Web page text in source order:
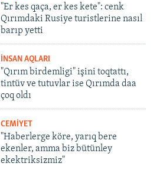
"Er kes qaça, er kes kete": cenk
Qırımdaki Rusiye turistlerine nasıl
barıp yetti
İNSAN AQLARI
"Qırım birdemligi" işini toqtattı,
tintüv ve tutuvlar ise Qırımda daa
çoq oldı
CEMİYET
"Haberlerge köre, yarıq bere
ekenler, amma biz bütünley
ekektriksizmiz"